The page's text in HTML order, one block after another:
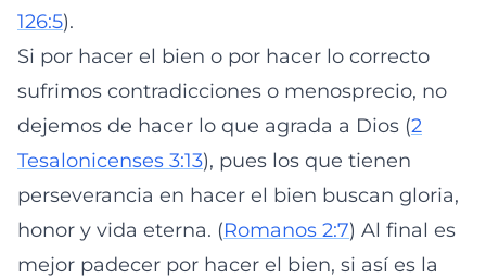
126:5).
Si por hacer el bien o por hacer lo correcto
sufrimos contradicciones o menosprecio, no
dejemos de hacer lo que agrada a Dios (2
Tesalonicenses 3:13), pues los que tienen
perseverancia en hacer el bien buscan gloria,
honor y vida eterna. (Romanos 2:7) Al final es
mejor padecer por hacer el bien, si así es la